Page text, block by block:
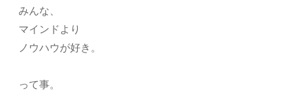
みんな、
マインドより
ノウハウが好き。
って事。